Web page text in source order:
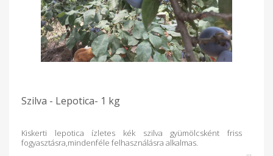
Szilva - Lepotica- 1 kg
Kiskerti lepotica ízletes kék szilva gyümölcsként friss
fogyasztásra,mindenféle felhasználásra alkalmas.